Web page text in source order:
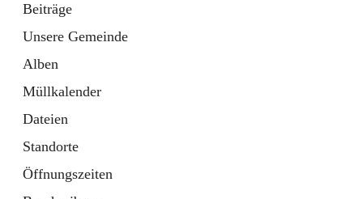
Beiträge
Unsere Gemeinde
Alben
Müllkalender
Dateien
Standorte
Öffnungszeiten
Externe Webseite
in
Tab
Bebauungsplan
öffnet
in
neuem
Tab